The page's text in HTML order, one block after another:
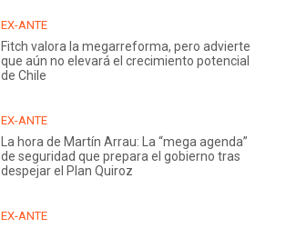
EX-ANTE
Fitch valora la megarreforma, pero advierte
que aún no elevará el crecimiento potencial
de Chile
EX-ANTE
La hora de Martín Arrau: La “mega agenda”
de seguridad que prepara el gobierno tras
despejar el Plan Quiroz
EX-ANTE